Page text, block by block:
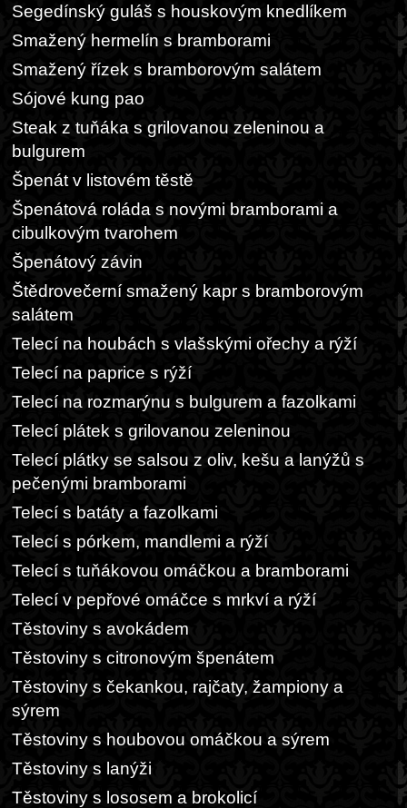
Segedínský guláš s houskovým knedlíkem
Smažený hermelín s bramborami
Smažený řízek s bramborovým salátem
Sójové kung pao
Steak z tuňáka s grilovanou zeleninou a
bulgurem
Špenát v listovém těstě
Špenátová roláda s novými bramborami a
cibulkovým tvarohem
Špenátový závin
Štědrovečerní smažený kapr s bramborovým
salátem
Telecí na houbách s vlašskými ořechy a rýží
Telecí na paprice s rýží
Telecí na rozmarýnu s bulgurem a fazolkami
Telecí plátek s grilovanou zeleninou
Telecí plátky se salsou z oliv, kešu a lanýžů s
pečenými bramborami
Telecí s batáty a fazolkami
Telecí s pórkem, mandlemi a rýží
Telecí s tuňákovou omáčkou a bramborami
Telecí v pepřové omáčce s mrkví a rýží
Těstoviny s avokádem
Těstoviny s citronovým špenátem
Těstoviny s čekankou, rajčaty, žampiony a
sýrem
Těstoviny s houbovou omáčkou a sýrem
Těstoviny s lanýži
Těstoviny s lososem a brokolicí